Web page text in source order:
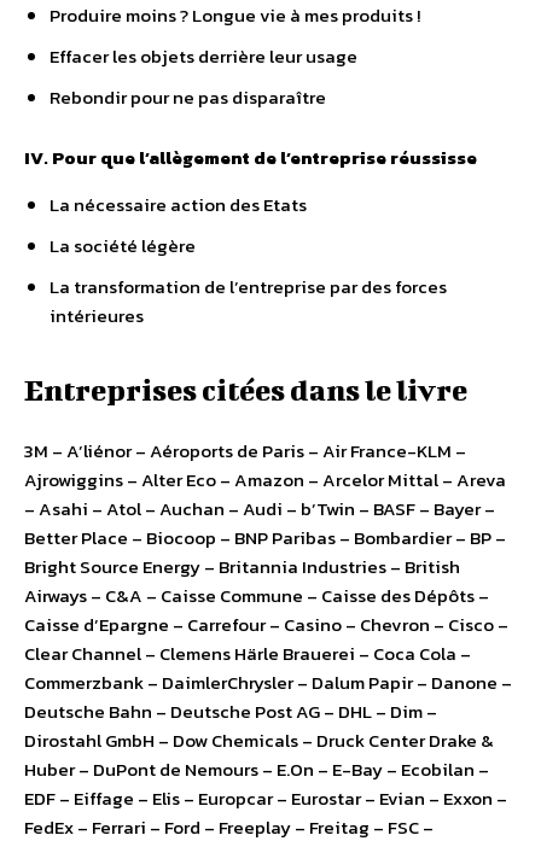
Produire moins ? Longue vie à mes produits !
Effacer les objets derrière leur usage
Rebondir pour ne pas disparaître
IV. Pour que l’allègement de l’entreprise réussisse
La nécessaire action des Etats
La société légère
La transformation de l’entreprise par des forces
intérieures
Entreprises citées dans le livre
3M – A’liénor – Aéroports de Paris – Air France-KLM –
Ajrowiggins – Alter Eco – Amazon – Arcelor Mittal – Areva
– Asahi – Atol – Auchan – Audi – b’Twin – BASF – Bayer –
Better Place – Biocoop – BNP Paribas – Bombardier – BP –
Bright Source Energy – Britannia Industries – British
Airways – C&A – Caisse Commune – Caisse des Dépôts –
Caisse d’Epargne – Carrefour – Casino – Chevron – Cisco –
Clear Channel – Clemens Härle Brauerei – Coca Cola –
Commerzbank – DaimlerChrysler – Dalum Papir – Danone –
Deutsche Bahn – Deutsche Post AG – DHL – Dim –
Dirostahl GmbH – Dow Chemicals – Druck Center Drake &
Huber – DuPont de Nemours – E.On – E-Bay – Ecobilan –
EDF – Eiffage – Elis – Europcar – Eurostar – Evian – Exxon –
FedEx – Ferrari – Ford – Freeplay – Freitag – FSC –